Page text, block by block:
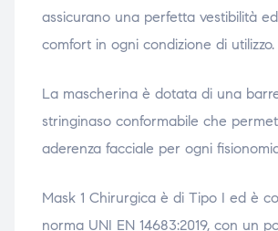
assicurano una perfetta vestibilità
comfort in ogni condizione di utilizzo.
La mascherina è dotata di una
stringinaso conformabile che
aderenza facciale per ogni
Mask 1 Chirurgica è di Tipo I ed è
norma UNI EN 14683:2019, con un